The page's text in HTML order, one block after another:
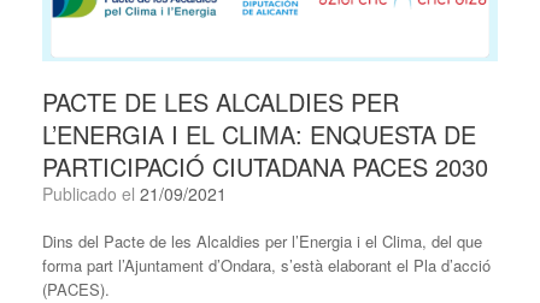
PACTE DE LES ALCALDIES PER
L’ENERGIA I EL CLIMA: ENQUESTA DE
PARTICIPACIÓ CIUTADANA PACES 2030
Publicado el 21/09/2021
Dins del Pacte de les Alcaldies per l’Energia i el Clima, del que
forma part l’Ajuntament d’Ondara, s’està elaborant el Pla d’acció
(PACES).